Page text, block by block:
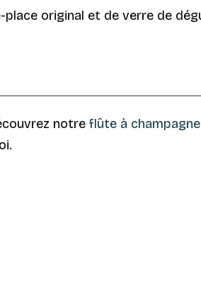
original et de verre de
notre flûte à